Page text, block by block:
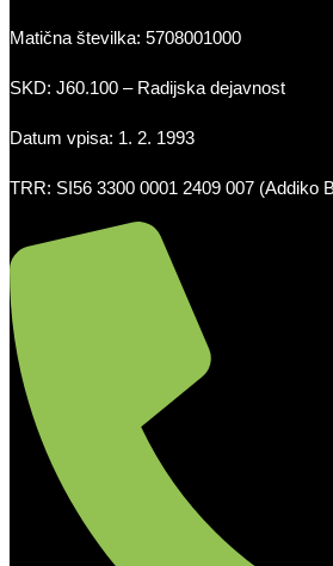
Matična številka: 5708001000
SKD: J60.100 – Radijska dejavnost
Datum vpisa: 1. 2. 1993
TRR: SI56 3300 0001 2409 007 (Addiko